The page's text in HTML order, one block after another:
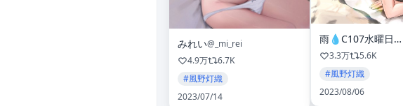
みれい@_mi_rei
4.9万
6.7K
#風野灯織
2023/07/14
雨💧C107水曜日東カ06ab
3.3万
5.6K
#風野灯織
2023/08/06